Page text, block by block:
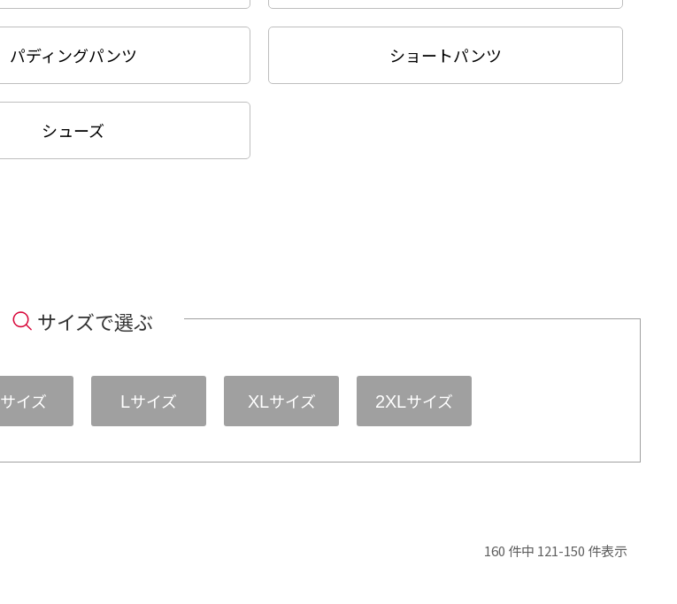
パディングパンツ ショートパンツ
シューズ
サイズで選ぶ
サイズ Lサイズ XLサイズ 2XLサイズ
160 件中 121-150 件表示